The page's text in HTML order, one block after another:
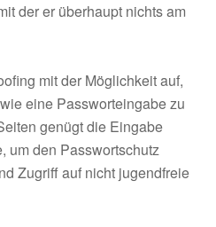
der er überhaupt nichts am
mit der Möglichkeit auf,
eine Passworteingabe zu
genügt die Eingabe
um den Passwortschutz
Zugriff auf nicht jugendfreie